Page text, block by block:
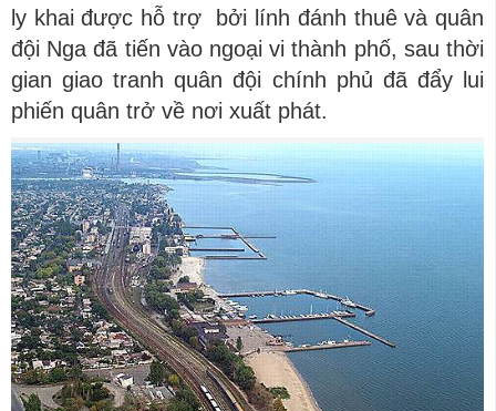
ly khai được hỗ trợ bởi lính đánh thuê và quân
đội Nga đã tiến vào ngoại vi thành phố, sau thời
gian giao tranh quân đội chính phủ đã đẩy lui
phiến quân trở về nơi xuất phát.